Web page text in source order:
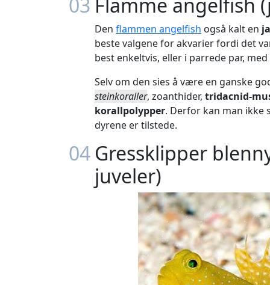
Den flammen angelfish også kalt en
beste valgene for akvarier fordi det
best enkeltvis, eller i parrede par,
Selv om den sies å være en ganske
steinkoraller, zoanthider, tridacnid-
korallpolypper. Derfor kan man ikke
dyrene er tilstede.
04 Gressklipper
juveler)